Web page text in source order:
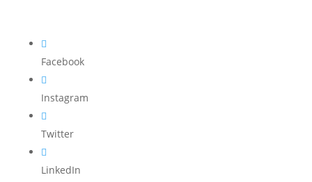

Facebook

Instagram

Twitter

LinkedIn